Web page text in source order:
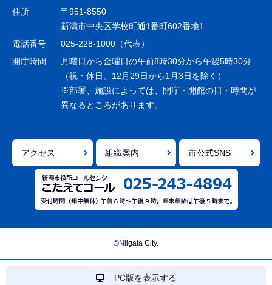
ゲ
シ
ョ
で
住所
〒951-8550
新潟市中央区学校町通1番町602番地1
電話番号
025-228-1000（代表）
開庁時間
月曜日から金曜日の午前8時30分から午後5時30分
（祝・休日、12月29日から1月3日を除く）
※部署、施設によっては、開庁・開館の日・時間が
異なるところがあります。
アクセス 組織案内 市公式SNS
©Niigata City.
PC版を表示する